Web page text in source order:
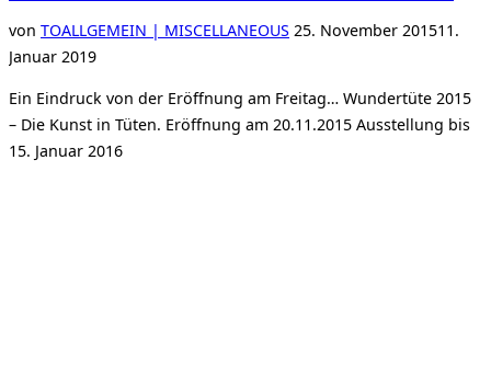
von TOALLGEMEIN | MISCELLANEOUSVeröffentlicht
25. November 201511.
Januar 2019
Ein Eindruck von der Eröffnung am Freitag… Wundertüte 2015
– Die Kunst in Tüten. Eröffnung am 20.11.2015 Ausstellung bis
15. Januar 2016